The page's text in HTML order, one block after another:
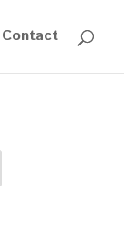
Contact